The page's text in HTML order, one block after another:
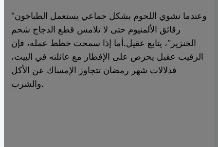
"وعندما نشوي اللحوم بشكل جماعي يستعمل الطباخون
رقائق الألمنيوم حتى لا تلامس قطع الدجاج شحم
الخنزير"، يتابع عقيل.أما إذا سمحت خطط عمله، فإن
الرقيب عقيل يحرص على الإفطار مع عائلته في البيت،
فدلالات شهر رمضان تتجاوز الإمساك عن الأكل
والشرب.